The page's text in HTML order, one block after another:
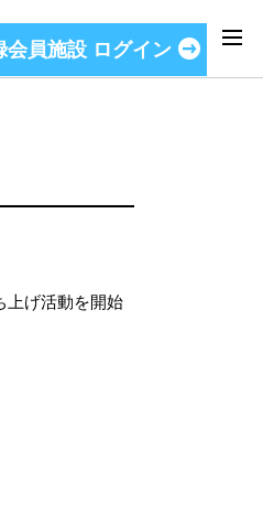
会員施設 ログイン
上げ活動を開始